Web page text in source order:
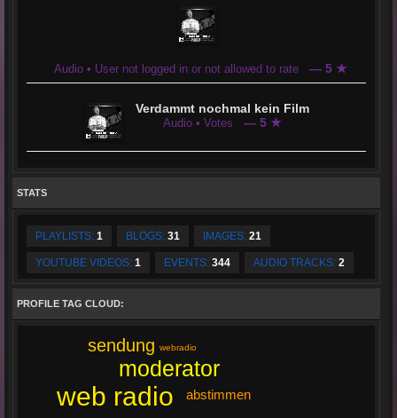
Audio • User not logged in or not allowed to rate — 5 ★
Verdammt nochmal kein Film
Audio • Votes — 5 ★
STATS
PLAYLISTS: 1 BLOGS: 31 IMAGES: 21
YOUTUBE VIDEOS: 1 EVENTS: 344 AUDIO TRACKS: 2
PROFILE TAG CLOUD:
web radio
moderator
sendung
abstimmen
webradio